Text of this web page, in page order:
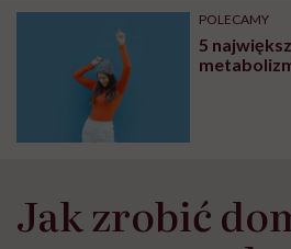
może chyba tylko
głupota i brak
wyobraźni"
pracy
POLECAMY
5
Jak zrobić